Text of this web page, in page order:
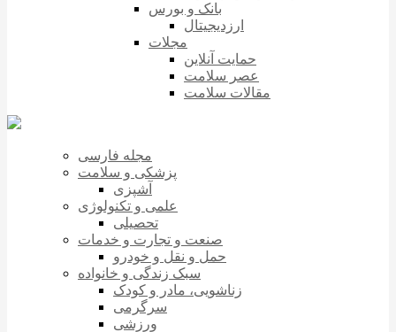
بانک و بورس
ارزدیجیتال
مجلات
حمایت آنلاین
عصر سلامت
مقالات سلامت
مجله فارسی
پزشکی و سلامت
آشپزی
علمی و تکنولوژی
تحصیلی
صنعت و تجارت و خدمات
حمل و نقل و خودرو
سبک زندگی و خانواده
زناشویی، مادر و کودک
سرگرمی
ورزشی